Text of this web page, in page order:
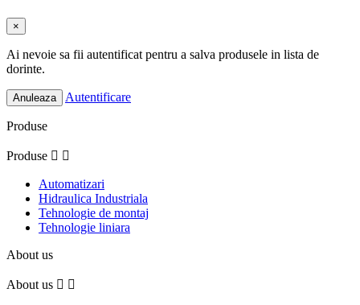
×
Ai nevoie sa fii autentificat pentru a salva produsele in lista de
dorinte.
Anuleaza Autentificare
Produse
Produse  
Automatizari
Hidraulica Industriala
Tehnologie de montaj
Tehnologie liniara
About us
About us  